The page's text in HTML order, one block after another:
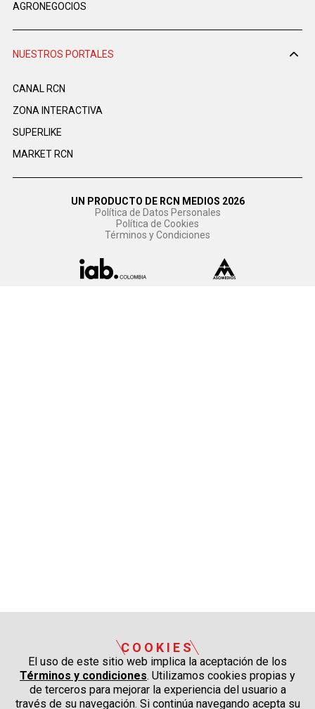
AGRONEGOCIOS
NUESTROS PORTALES
CANAL RCN
ZONA INTERACTIVA
SUPERLIKE
MARKET RCN
UN PRODUCTO DE RCN MEDIOS 2026
Política de Datos Personales
Política de Cookies
Términos y Condiciones
COOKIES
El uso de este sitio web implica la aceptación de los
Términos y condiciones. Utilizamos cookies propias y
de terceros para mejorar la experiencia del usuario a
través de su navegación. Si continúa navegando acepta su